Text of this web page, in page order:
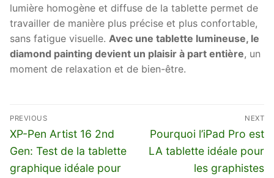
lumière homogène et diffuse de la tablette permet de
travailler de manière plus précise et plus confortable,
sans fatigue visuelle. Avec une tablette lumineuse, le
diamond painting devient un plaisir à part entière, un
moment de relaxation et de bien-être.
Navigation
de
l’article
PREVIOUS
Previous
post:
XP-Pen Artist 16 2nd
Gen: Test de la tablette
graphique idéale pour
NEXT
Next
post:
Pourquoi l’iPad Pro est
LA tablette idéale pour
les graphistes